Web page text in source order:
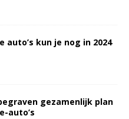
auto’s kun je nog in 2024
gezamenlijk plan
auto’s